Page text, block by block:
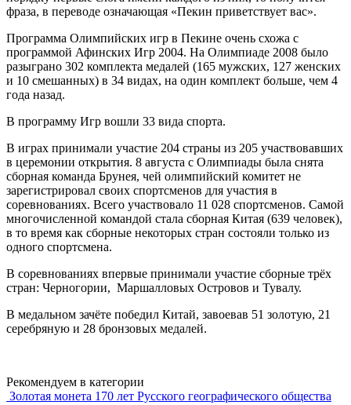
фраза, в переводе означающая «Пекин приветствует вас».
Программа Олимпийских игр в Пекине очень схожа с
программой Афинских Игр 2004. На Олимпиаде 2008 было
разыграно 302 комплекта медалей (165 мужских, 127 женских
и 10 смешанных) в 34 видах, на один комплект больше, чем 4
года назад.
В программу Игр вошли 33 вида спорта.
В играх принимали участие 204 страны из 205 участвовавших
в церемонии открытия. 8 августа с Олимпиады была снята
сборная команда Брунея, чей олимпийский комитет не
зарегистрировал своих спортсменов для участия в
соревнованиях. Всего участвовало 11 028 спортсменов. Самой
многочисленной командой стала сборная Китая (639 человек),
в то время как сборные некоторых стран состояли только из
одного спортсмена.
В соревнованиях впервые принимали участие сборные трёх
стран: Черногории, Маршалловых Островов и Тувалу.
В медальном зачёте победил Китай, завоевав 51 золотую, 21
серебряную и 28 бронзовых медалей.
Рекомендуем в категории
Золотая монета 170 лет Русского географического общества